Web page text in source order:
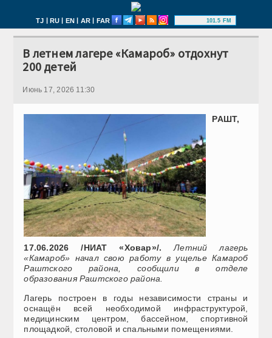
TJ | RU | EN | AR | FAR 101.5 FM
В летнем лагере «Камароб» отдохнут
200 детей
Июнь 17, 2026 11:30
РАШТ,
17.06.2026 /НИАТ «Ховар»/.
Летний лагерь
«Камароб» начал свою работу в ущелье Камароб
Раштского района, сообщили в отделе
образования Раштского района.
Лагерь построен в годы независимости страны и
оснащён всей необходимой инфраструктурой,
медицинским центром, бассейном, спортивной
площадкой, столовой и спальными помещениями.